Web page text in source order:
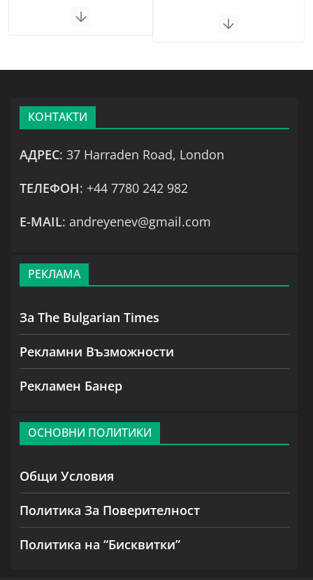
КОНТАКТИ
АДРЕС: 37 Harraden Road, London
ТЕЛЕФОН: +44 7780 242 982
Е-MAIL: andreyenev@gmail.com
РЕКЛАМА
За The Bulgarian Times
Рекламни Възможности
Рекламен Банер
ОСНОВНИ ПОЛИТИКИ
Общи Условия
Политика За Поверителност
Политика на “Бисквитки”